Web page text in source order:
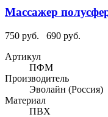
Массажер
750 руб.
690 руб.
Артикул
ПФМ
Производитель
Эволайн (Россия)
Материал
ПВХ